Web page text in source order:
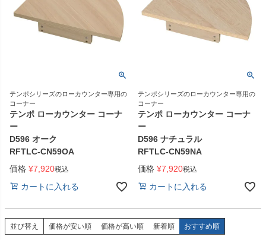
テンポシリーズのローカウンター専用の
コーナー
テンポ ローカウンター コーナ
ー
D596 オーク
RFTLC-CN59OA
価格 ¥7,920税込
カートに入れる
テンポシリーズのローカウンター専用の
コーナー
テンポ ローカウンター コーナ
ー
D596 ナチュラル
RFTLC-CN59NA
価格 ¥7,920税込
カートに入れる
並び替え 価格が安い順 価格が高い順 新着順 おすすめ順